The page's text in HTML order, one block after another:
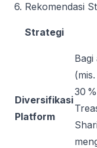
6. Rekomendasi
Strategi
Diversifikasi
Platform
Bagi
30